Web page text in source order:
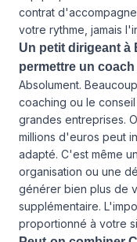
contrat
votre rythme, jamais
Un petit dirigeant à
permettre un
Absolument.
coaching ou le
grandes entreprises.
millions d'euros peut
adapté. C'est même
organisation ou une
générer bien plus de
supplémentaire.
proportionné à votre